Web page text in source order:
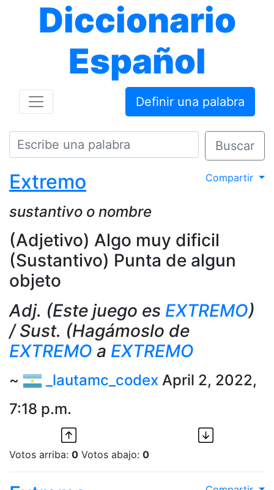
Diccionario
Español
Definir una palabra
Buscar
Compartir
Extremo
sustantivo o nombre
(Adjetivo) Algo muy dificil
(Sustantivo) Punta de algun
objeto
Adj. (Este juego es EXTREMO)
/ Sust. (Hagámoslo de
EXTREMO a EXTREMO
~ _lautamc_codex April 2, 2022,
7:18 p.m.
Votos arriba: 0 Votos abajo: 0